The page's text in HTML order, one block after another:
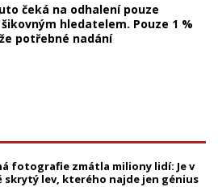
čeká na odhalení pouze
hledatelem. Pouze 1 %
potřebné nadání
fotografie zmátla miliony lidí: Je v
skrytý lev, kterého najde jen génius